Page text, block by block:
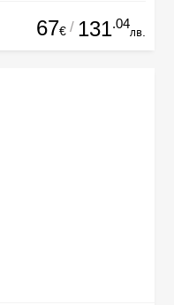
67€ / 131.04
лв.